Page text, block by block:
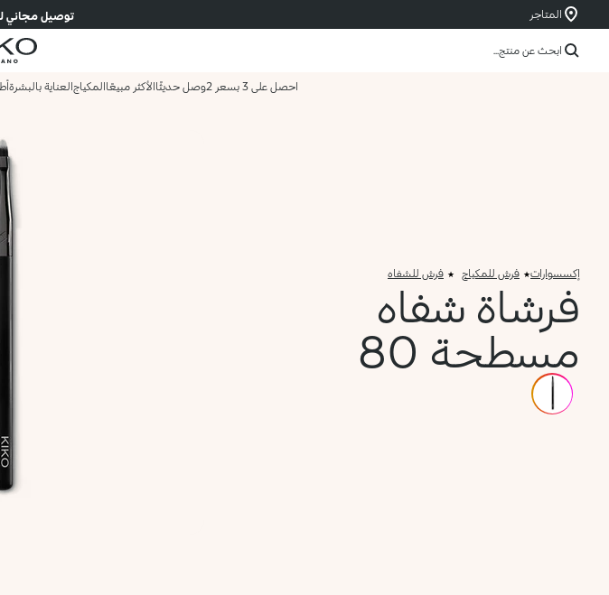
توصيل مجاني المتاجر
ابحث عن منتج...
احصل على 3 بسعر 2 وصل حديثًاالأكثر مبيعًاالمكياجالعناية بالبشرة
إكسسوارات فرش للمكياج فرش للشفاه
فرشاة شفاه
مسطحة 80